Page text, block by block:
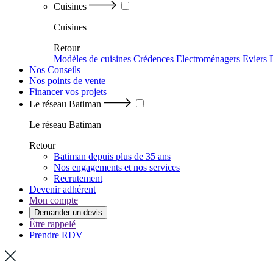
Cuisines
Cuisines
Retour
Modèles de cuisines Crédences Electroménagers Eviers
Nos Conseils
Nos points de vente
Financer vos projets
Le réseau Batiman
Le réseau Batiman
Retour
Batiman depuis plus de 35 ans
Nos engagements et nos services
Recrutement
Devenir adhérent
Mon compte
Demander un devis
Être rappelé
Prendre RDV